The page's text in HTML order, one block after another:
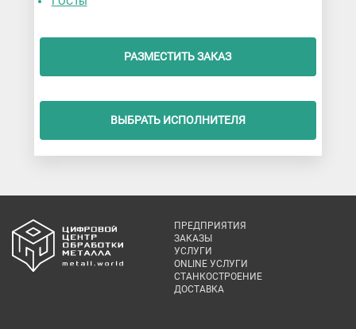
РАЗМЕСТИТЬ ЗАКАЗ
ВЫБРАТЬ ИСПОЛНИТЕЛЯ
ПРЕДПРИЯТИЯ
ЗАКАЗЫ
УСЛУГИ
ONLINE УСЛУГИ
СТАНКОСТРОЕНИЕ
ДОСТАВКА